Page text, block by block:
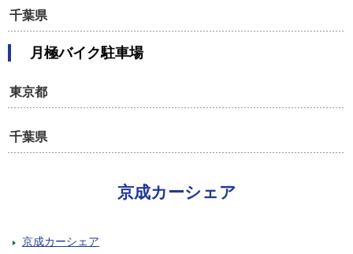
千葉県
月極バイク駐車場
東京都
千葉県
京成カーシェア
京成カーシェア